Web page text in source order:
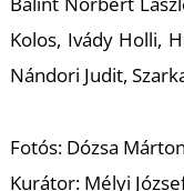
Kolos, Ivády Holli,
Nándori Judit,
Fotós: Dózsa Márton
Kurátor: Mélyi